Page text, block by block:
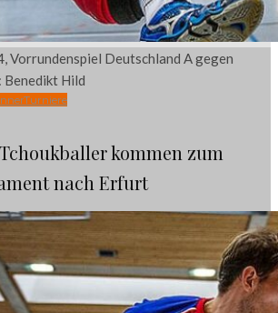
Vorrundenspiel Deutschland A gegen
Hild
Turniere
kommen zum
nach Erfurt